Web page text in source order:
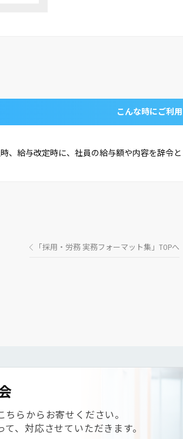
こんな時にご利
、給与改定時に、社員の給与額や内容を辞令
「採用・労務 実務フォーマット集」TOPへ
らからお寄せください。
、対応させていただきます。